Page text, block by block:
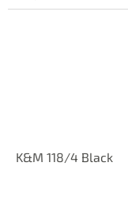
K&M 118/4 Black